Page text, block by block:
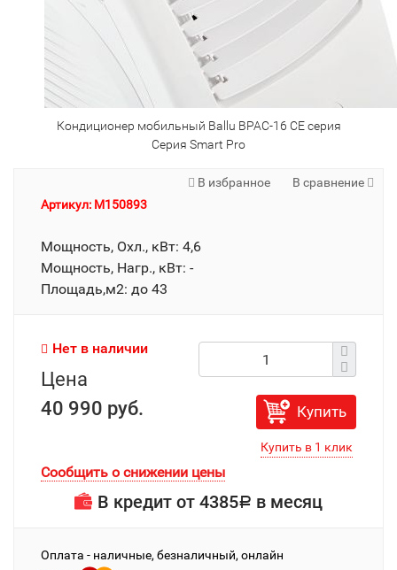
Кондиционер мобильный Ballu BPAC-16 CE серия
Серия Smart Pro
В избранное
В сравнение
Артикул: M150893
Мощность, Охл., кВт: 4,6
Мощность, Нагр., кВт: -
Площадь,м2: до 43
Нет в наличии
Цена
40 990 руб.
Купить
Сообщить о снижении цены
В кредит от 4385Р в месяц
Оплата - наличные, безналичный, онлайн